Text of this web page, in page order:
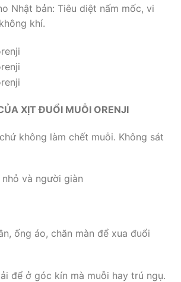
Nhật bản: Tiêu diệt nấm mốc, vi
khí.
XỊT ĐUỔI MUỖI ORENJI
không làm chết muỗi. Không sát
và người giàn
ống áo, chăn màn để xua đuổi
để ở góc kín mà muỗi hay trú ngụ.